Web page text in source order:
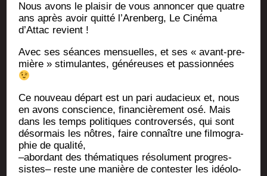
Nous avons le plai­sir de vous annon­cer que quatre
ans après avoir quit­té l’Arenberg, Le Ciné­ma
d’Attac revient !
Avec ses séances men­suelles, et ses « avant-pre­
mière » sti­mu­lantes, géné­reuses et passionnées
Ce nou­veau départ est un pari auda­cieux et, nous
en avons conscience, finan­ciè­re­ment osé. Mais
dans les temps poli­tiques contro­ver­sés, qui sont
désor­mais les nôtres, faire connaître une fil­mo­gra­
phie de qualité,
–abor­dant des thé­ma­tiques réso­lu­ment pro­gres­
sistes– reste une manière de contes­ter les idéo­lo­